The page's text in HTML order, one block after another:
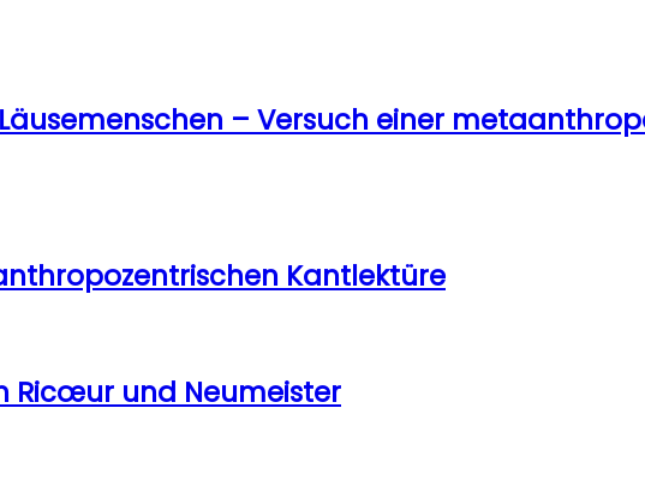
– Versuch einer
Kantlektüre
Ricœur und Neumeister